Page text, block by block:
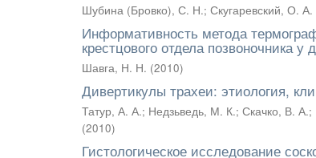
Шубина (Бровко), С. Н.; Скугаревский, О. А.
Информативность метода
крестцового отдела позвоночника у
Шавга, Н. Н. (2010)
Дивертикулы трахеи: этиология,
Татур, А. А.; Недзьведь, М. К.; Скачко, В. А.;
(2010)
Гистологическое исследование